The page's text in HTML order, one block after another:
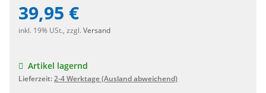
39,95 €
inkl. 19% USt., zzgl. Versand
Artikel lagernd
Lieferzeit:2-4 Werktage(Ausland abweichend)